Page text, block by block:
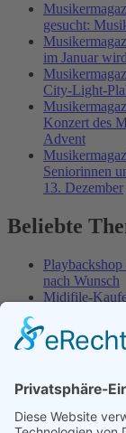
gesucht:
im Januar
City-Light-
Konzert des
Advent
Seniorinnen
13. Dezember
Beliebte
nach Wunsch
Midifile-
Best of
World-of-
Playbackshop
Minuten
10 Spanische